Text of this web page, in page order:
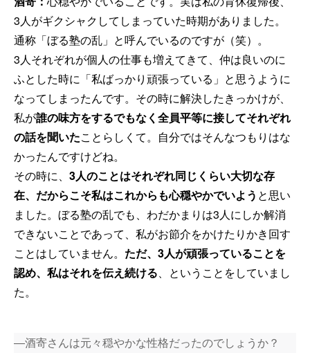
3人がギクシャクしてしまっていた時期がありました。
通称「ぼる塾の乱」と呼んでいるのですが（笑）。
3人それぞれが個人の仕事も増えてきて、仲は良いのに
ふとした時に「私ばっかり頑張っている」と思うように
なってしまったんです。その時に解決したきっかけが、
私が誰の味方をするでもなく全員平等に接してそれぞれ
の話を聞いたことらしくて。自分ではそんなつもりはな
かったんですけどね。
その時に、 3人のことはそれぞれ同じくらい大切な存
在、だからこそ私はこれからも心穏やかでいよう と思い
ました。ぼる塾の乱でも、わだかまりは3人にしか解消
できないことであって、私がお節介をかけたりかき回す
ことはしていません。 ただ、3人が頑張っていることを
認め、私はそれを伝え続ける、ということをしていまし
た。
―酒寄さんは元々穏やかな性格だったのでしょうか？